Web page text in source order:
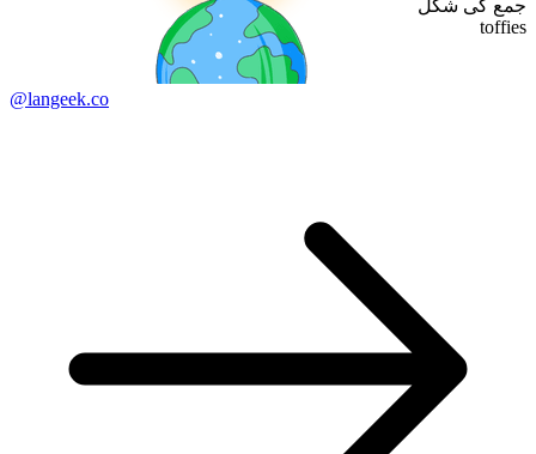
جمع کی شکل
toffies
@langeek.co